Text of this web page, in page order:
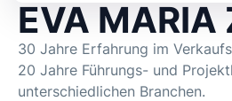
EVA MARIA
30 Jahre Erfahrung im
20 Jahre Führungs- und
unterschiedlichen Branchen.